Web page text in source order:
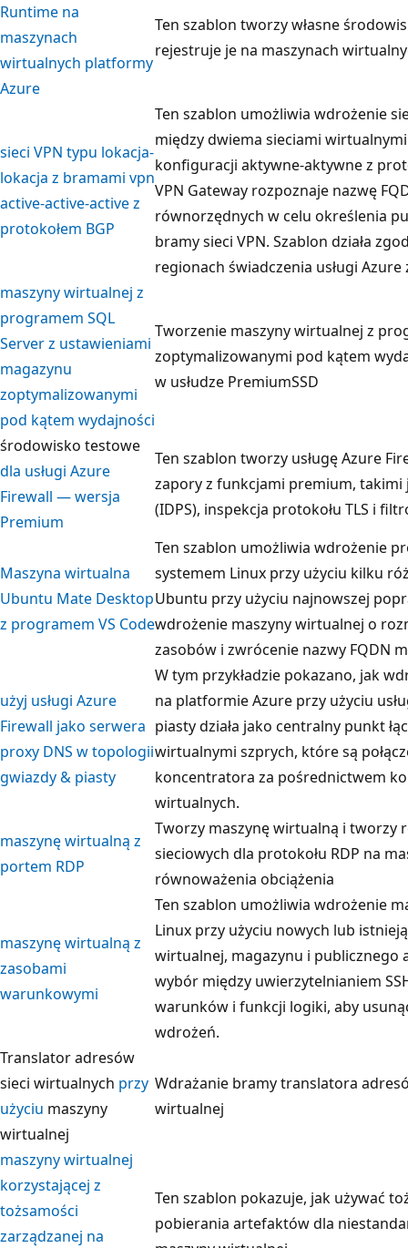
Runtime na
maszynach
wirtualnych platformy
Azure
Ten szablon tworzy własne
rejestruje je na maszynach
sieci VPN typu lokacja-
lokacja z bramami vpn
active-active-active z
protokołem BGP
Ten szablon umożliwia wdrożenie
między dwiema sieciami
konfiguracji aktywne-aktywne z
VPN Gateway rozpoznaje nazwę
równorzędnych w celu określenia
bramy sieci VPN. Szablon działa
regionach świadczenia usługi
maszyny wirtualnej z
programem SQL
Server z ustawieniami
magazynu
zoptymalizowanymi
pod kątem wydajności
Tworzenie maszyny wirtualnej z
zoptymalizowanymi pod kątem
w usłudze PremiumSSD
środowisko testowe
dla usługi Azure
Firewall — wersja
Premium
Ten szablon tworzy usługę Azure
zapory z funkcjami premium, takimi
(IDPS), inspekcja protokołu TLS i
Maszyna wirtualna
Ubuntu Mate Desktop
z programem VS Code
Ten szablon umożliwia wdrożenie
systemem Linux przy użyciu kilku
Ubuntu przy użyciu najnowszej
wdrożenie maszyny wirtualnej o
zasobów i zwrócenie nazwy FQDN
użyj usługi Azure
Firewall jako serwera
proxy DNS w topologii
gwiazdy & piasty
W tym przykładzie pokazano, jak
na platformie Azure przy użyciu
piasty działa jako centralny punkt
wirtualnymi szprych, które są
koncentratora za pośrednictwem
wirtualnych.
maszynę wirtualną z
portem RDP
Tworzy maszynę wirtualną i tworzy
sieciowych dla protokołu RDP na
równoważenia obciążenia
maszynę wirtualną z
zasobami
warunkowymi
Ten szablon umożliwia wdrożenie
Linux przy użyciu nowych lub
wirtualnej, magazynu i publicznego
wybór między uwierzytelnianiem
warunków i funkcji logiki, aby
wdrożeń.
Translator adresów
sieci wirtualnych przy
użyciu maszyny
wirtualnej
Wdrażanie bramy translatora
wirtualnej
maszyny wirtualnej
korzystającej z
tożsamości
zarządzanej na
Ten szablon pokazuje, jak używać
pobierania artefaktów dla